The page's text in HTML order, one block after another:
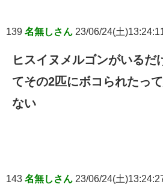
139 名無しさん 23/06/24(土
ヒスイヌメルゴンがいるだ
てその2匹にボコられたっ
ない
143 名無しさん 23/06/24(土